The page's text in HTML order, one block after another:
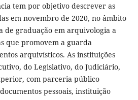
tem por objetivo descrever as
em novembro de 2020, no âmbito
de graduação em arquivologia a
que promovem a guarda
arquivísticos. As instituições
do Legislativo, do Judiciário,
com parceria público
pessoais, instituição